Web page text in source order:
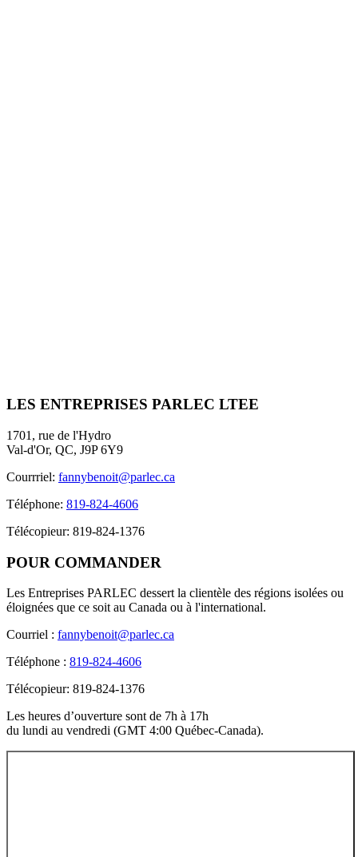
LES ENTREPRISES PARLEC LTEE
1701, rue de l'Hydro
Val-d'Or, QC, J9P 6Y9
Courrriel: fannybenoit@parlec.ca
Téléphone: 819-824-4606
Télécopieur: 819-824-1376
POUR COMMANDER
Les Entreprises PARLEC dessert la clientèle des régions isolées ou
éloignées que ce soit au Canada ou à l'international.
Courriel : fannybenoit@parlec.ca
Téléphone : 819-824-4606
Télécopieur: 819-824-1376
Les heures d’ouverture sont de 7h à 17h
du lundi au vendredi (GMT 4:00 Québec-Canada).